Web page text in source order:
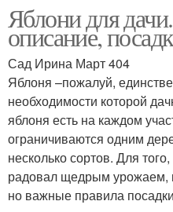
Яблони для
описание,
Сад Ирина Март 404
Яблоня –пожалуй,
необходимости которой
яблоня есть на каждом
ограничиваются одним
несколько сортов. Для
радовал щедрым урожаем,
но важные правила